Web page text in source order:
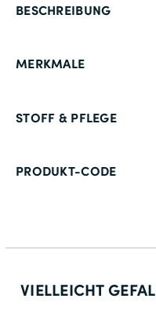
MERKMALE
BESCHREIBUNG
STOFF & PFLEGE
PRODUKT-CODE
VIELLEICHT